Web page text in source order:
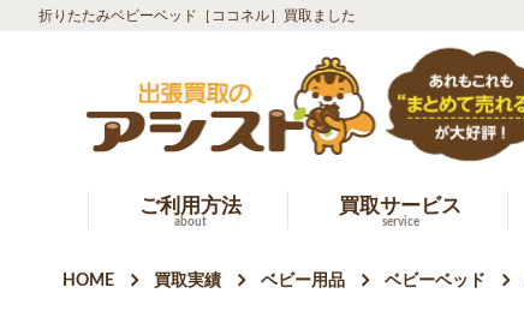
折りたたみベビーベッド［ココネル］買取ました
ご利用方法
about
買取サービス
service
HOME 買取実績 ベビー用品 ベビーベッド